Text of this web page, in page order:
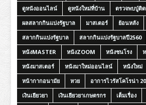
ดูหนังออนไลน์
ดูหนังใหม่ที่บ้าน ตรวจพบปู่ติด
ผลสลากกินแบ่งรัฐบาล
มาสเตอร์ ย้อนหลัง
สลากกินแบ่งรัฐบาล
สลากกินแบ่งรัฐบาลปี2560
หนังMASTER
หนังZOOM หนังชนโรง
หนังมาสเตอร์
หนังมาใหม่ออนไลน์ หนังใหม่
หน้ากากอนามัย
หวย อาการไวรัสโคโรน่า
เงินเยียวยา
เงินเยียวยาเกษตรกร เต็มเรื่อง